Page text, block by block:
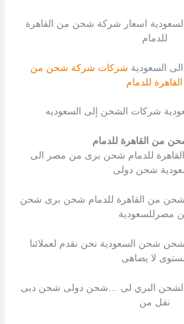
اسعار شركة شحن من القاهرة
للدمام
السعودية شركات شركة شحن من
القاهرة للدمام
شركات الشحن إلى السعوديه
من القاهرة للدمام
للدمام شحن برى من مصر الى
شحن دولى
من القاهرة للدمام شحن برى شحن
مصرللسعودية
شحن السعودية نحن نقدم لعملائنا
لا يضاهى
البري لى …شحن دولى شحن دبى
نقل من